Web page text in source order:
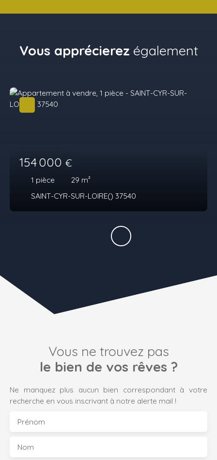
Vous apprécierez également
154 000 €
1 pièce 29 m²
SAINT-CYR-SUR-LOIRE() 37540
Vous ne trouvez pas
le bien de vos rêves ?
Ne manquez plus aucun bien correspondant à votre
recherche en vous inscrivant à notre alerte mail !
Prénom
Nom